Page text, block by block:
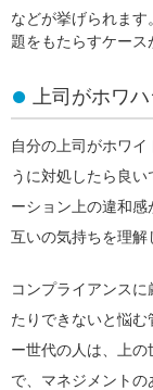
などが挙げられま
題をもたらすケース
上司がホワ
自分の上司がホワ
うに対処したら良
ーション上の違和感
互いの気持ちを理解
コンプライアンス
たりできないと悩
ー世代の人は、上
で、マネジメント